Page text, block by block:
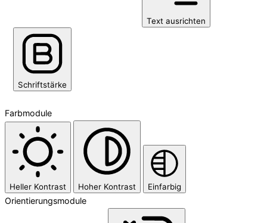
Text ausrichten
Schriftstärke
Farbmodule
Heller Kontrast Hoher Kontrast Einfarbig
Orientierungsmodule